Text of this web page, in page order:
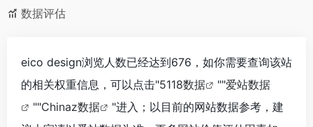
数据评估
eico design浏览人数已经达到676，如你需要查询该站
的相关权重信息，可以点击"5118数据 ""爱站数据
""Chinaz数据
"进入；以目前的网站数据参考，建